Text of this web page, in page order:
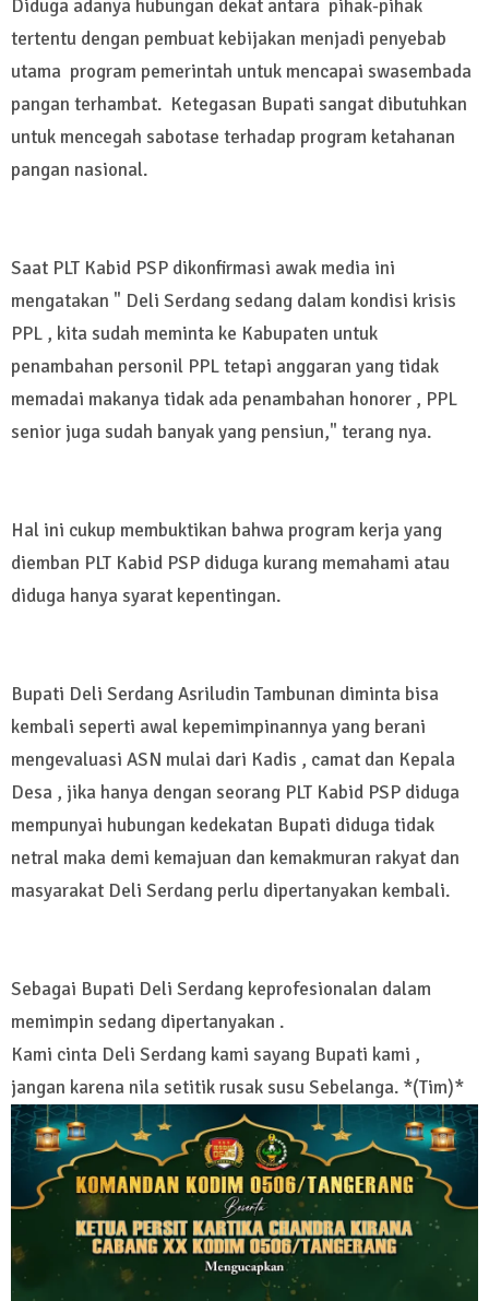
Diduga adanya hubungan dekat antara pihak-pihak
tertentu dengan pembuat kebijakan menjadi penyebab
utama program pemerintah untuk mencapai swasembada
pangan terhambat. Ketegasan Bupati sangat dibutuhkan
untuk mencegah sabotase terhadap program ketahanan
pangan nasional.
Saat PLT Kabid PSP dikonfirmasi awak media ini
mengatakan " Deli Serdang sedang dalam kondisi krisis
PPL , kita sudah meminta ke Kabupaten untuk
penambahan personil PPL tetapi anggaran yang tidak
memadai makanya tidak ada penambahan honorer , PPL
senior juga sudah banyak yang pensiun," terang nya.
Hal ini cukup membuktikan bahwa program kerja yang
diemban PLT Kabid PSP diduga kurang memahami atau
diduga hanya syarat kepentingan.
Bupati Deli Serdang Asriludin Tambunan diminta bisa
kembali seperti awal kepemimpinannya yang berani
mengevaluasi ASN mulai dari Kadis , camat dan Kepala
Desa , jika hanya dengan seorang PLT Kabid PSP diduga
mempunyai hubungan kedekatan Bupati diduga tidak
netral maka demi kemajuan dan kemakmuran rakyat dan
masyarakat Deli Serdang perlu dipertanyakan kembali.
Sebagai Bupati Deli Serdang keprofesionalan dalam
memimpin sedang dipertanyakan .
Kami cinta Deli Serdang kami sayang Bupati kami ,
jangan karena nila setitik rusak susu Sebelanga. *(Tim)*